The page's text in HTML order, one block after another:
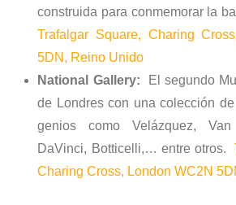
construida para conmemorar la
Trafalgar Square, Charing
5DN, Reino Unido
National Gallery: El segundo
de Londres con una colección
genios como Velázquez,
DaVinci, Botticelli,… entre otros.
Charing Cross, London WC2N